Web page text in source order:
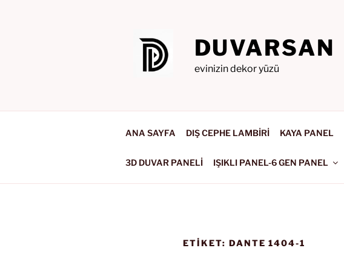
DUVARSAN
evinizin dekor yüzü
ANA SAYFA DIŞ CEPHE LAMBİRİ KAYA PANEL
3D DUVAR PANELİ IŞIKLI PANEL-6 GEN PANEL
ETIKET: DANTE 1404-1